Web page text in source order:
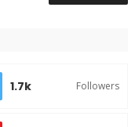
1.7k Followers